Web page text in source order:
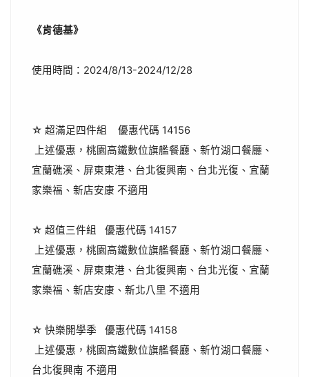
《肯德基》
使用時間：2024/8/13-2024/12/28
☆ 超滿足四件組 優惠代碼 14156
上述優惠，桃園高鐵數位旗艦餐廳、新竹湖口餐廳、
宜蘭礁溪、屏東東港、台北復興南、台北光復、宜蘭
家樂福、新店安康 不適用
☆ 超值三件組 優惠代碼 14157
上述優惠，桃園高鐵數位旗艦餐廳、新竹湖口餐廳、
宜蘭礁溪、屏東東港、台北復興南、台北光復、宜蘭
家樂福、新店安康、新北八里 不適用
☆ 快樂開學季 優惠代碼 14158
上述優惠，桃園高鐵數位旗艦餐廳、新竹湖口餐廳、
台北復興南 不適用